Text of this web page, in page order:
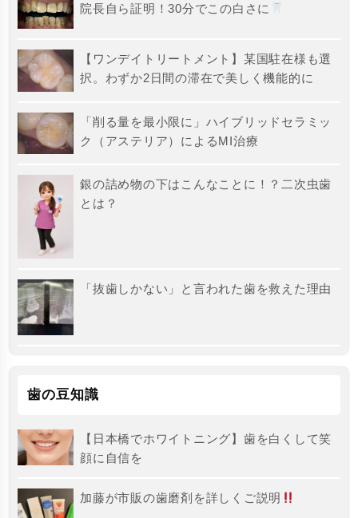
院長自ら証明！30分でこの白さに
【ワンデイトリートメント】某国駐在様も選
択。わずか2日間の滞在で美しく機能的に
「削る量を最小限に」ハイブリッドセラミッ
ク（アステリア）によるMI治療
銀の詰め物の下はこんなことに！？二次虫歯
とは？
「抜歯しかない」と言われた歯を救えた理由
歯の豆知識
【日本橋でホワイトニング】歯を白くして笑
顔に自信を
加藤が市販の歯磨剤を詳しくご説明